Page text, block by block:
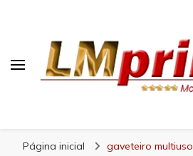
Página inicial gaveteiro multiuso